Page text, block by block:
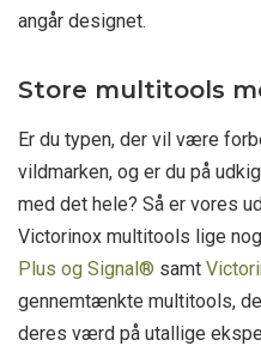
angår designet.
Store multitools
Er du typen, der vil være
vildmarken, og er du på
med det hele? Så er vores
Victorinox multitools lige
Plus og Signal® samt
gennemtænkte multitools,
deres værd på utallige